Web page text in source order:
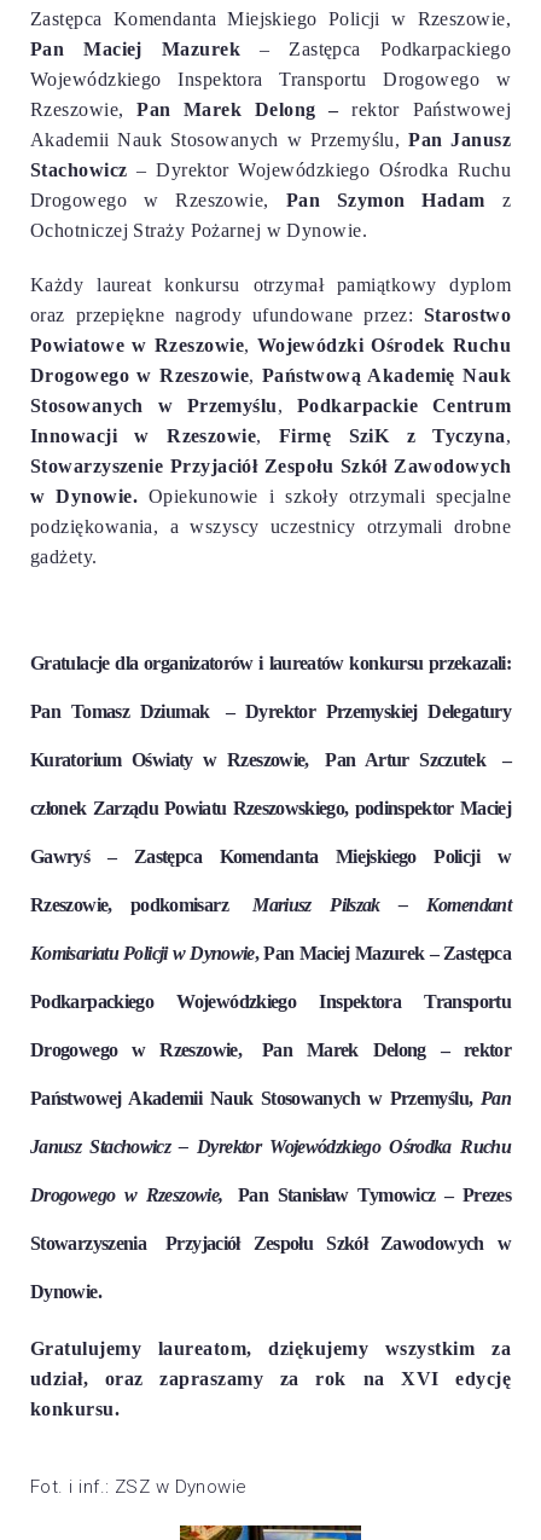
Zastępca KomendantaMiejskiego Policji w Rzeszowie,
Pan Maciej Mazurek – Zastępca Podkarpackiego
Wojewódzkiego Inspektora Transportu Drogowego w
Rzeszowie, Pan Marek Delong –rektor Państwowej
Akademii Nauk Stosowanych w Przemyślu,Pan Janusz
Stachowicz – DyrektorWojewódzkiego Ośrodka Ruchu
Drogowego w Rzeszowie, Pan Szymon Hadam z
Ochotniczej Straży Pożarnej w Dynowie.
Każdy laureat konkursu otrzymał pamiątkowy dyplom
oraz przepiękne nagrody ufundowane przez: Starostwo
Powiatowe w Rzeszowie, Wojewódzki Ośrodek Ruchu
Drogowego w Rzeszowie, Państwową Akademię Nauk
Stosowanych w Przemyślu, Podkarpackie Centrum
Innowacji w Rzeszowie, Firmę SziK z Tyczyna,
Stowarzyszenie Przyjaciół Zespołu Szkół Zawodowych
w Dynowie. Opiekunowie i szkoły otrzymali specjalne
podziękowania, a wszyscy uczestnicy otrzymali drobne
gadżety.
Gratulacje dla organizatorów i laureatów konkursu przekazali:
Pan Tomasz Dziumak –Dyrektor Przemyskiej Delegatury
Kuratorium Oświaty w Rzeszowie, Pan Artur Szczutek –
członek Zarządu Powiatu Rzeszowskiego,podinspektor Maciej
Gawryś – ZastępcaKomendantaMiejskiego Policji w
Rzeszowie, podkomisarz Mariusz Pilszak– Komendant
Komisariatu Policji w Dynowie,Pan Maciej Mazurek– Zastępca
Podkarpackiego Wojewódzkiego Inspektora Transportu
Drogowego w Rzeszowie, Pan Marek Delong– rektor
Państwowej Akademii Nauk Stosowanych w Przemyślu, Pan
Janusz Stachowicz– Dyrektor Wojewódzkiego Ośrodka Ruchu
Drogowego w Rzeszowie, Pan Stanisław Tymowicz– Prezes
Stowarzyszenia Przyjaciół Zespołu Szkół Zawodowych w
Dynowie.
Gratulujemy laureatom, dziękujemy wszystkim za
udział, oraz zapraszamy za rok na XVI edycję
konkursu.
Fot. i inf.: ZSZ w Dynowie